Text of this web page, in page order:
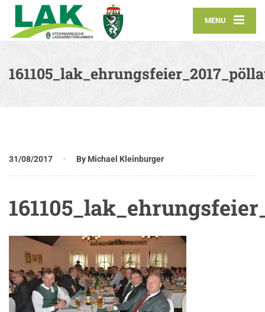
MENU
31/08/2017 By Michael Kleinburger